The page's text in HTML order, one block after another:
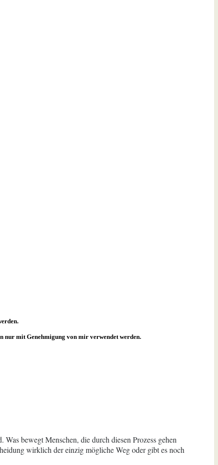
nur mit Genehmigung von mir verwendet werden.
bewegt Menschen, die durch diesen Prozess gehen
wirklich der einzig mögliche Weg oder gibt es noch